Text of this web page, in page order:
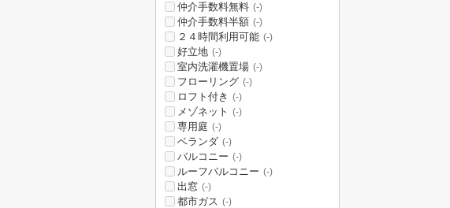
仲介手数料無料 (-)
仲介手数料半額 (-)
２４時間利用可能 (-)
好立地 (-)
室内洗濯機置場 (-)
フローリング (-)
ロフト付き (-)
メゾネット (-)
専用庭 (-)
ベランダ (-)
バルコニー (-)
ルーフバルコニー (-)
出窓 (-)
都市ガス (-)